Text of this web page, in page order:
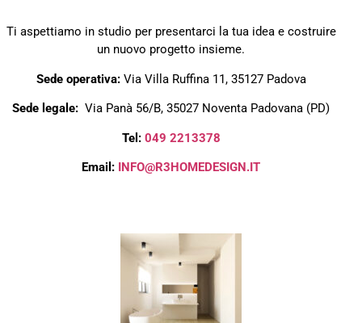
Ti aspettiamo in studio per presentarci la tua idea e costruire
un nuovo progetto insieme.
Sede operativa: Via Villa Ruffina 11, 35127 Padova
Sede legale:Via Panà 56/B, 35027 Noventa Padovana (PD)
Tel: 049 2213378
Email: INFO@R3HOMEDESIGN.IT